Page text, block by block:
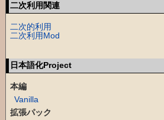
二次利用関連
二次的利用
二次利用Mod
日本語化Project
本編
Vanilla
拡張パック